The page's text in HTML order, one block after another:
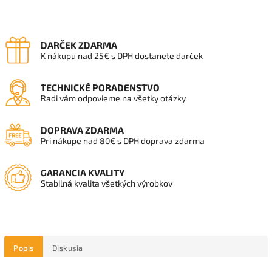
DARČEK ZDARMA
K nákupu nad 25€ s DPH dostanete darček
TECHNICKÉ PORADENSTVO
Radi vám odpovieme na všetky otázky
DOPRAVA ZDARMA
Pri nákupe nad 80€ s DPH doprava zdarma
GARANCIA KVALITY
Stabilná kvalita všetkých výrobkov
Popis Diskusia